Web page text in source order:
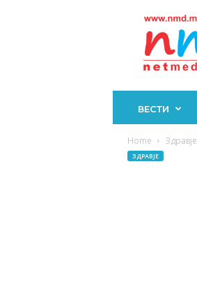
ВЕСТИ
Home Здравје
ЗДРАВЈЕ